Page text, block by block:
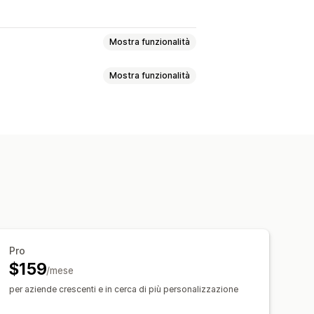
Mostra funzionalità
Mostra funzionalità
Pro
$159/mese
per aziende crescenti e in cerca di più personalizzazione